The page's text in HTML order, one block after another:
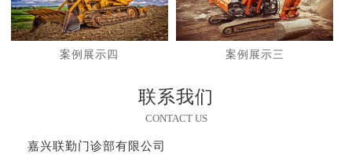
案例展示四 案例展示三
联系我们
CONTACT US
嘉兴联勤门诊部有限公司